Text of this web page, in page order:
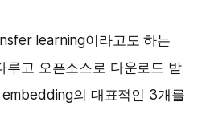
learning이라고도 하는
루고 오픈소스로 다운로드 받
의 대표적인 3개를